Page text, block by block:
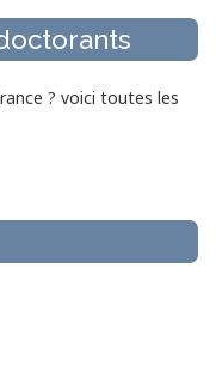
? voici toutes les